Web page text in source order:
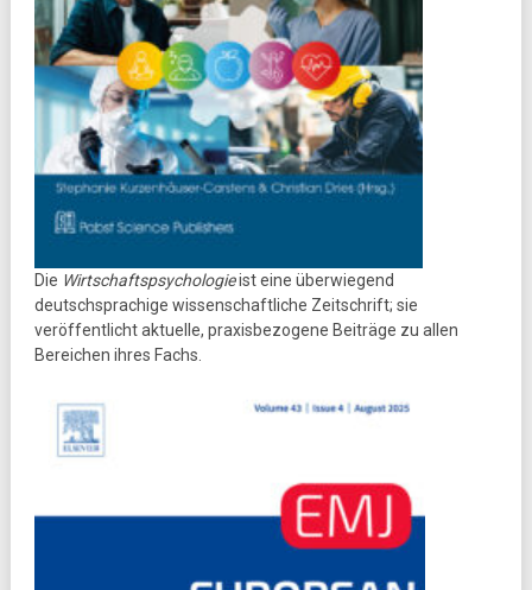
Die Wirtschaftspsychologieist eine überwiegend
deutschsprachige wissenschaftliche Zeitschrift; sie
veröffentlicht aktuelle, praxisbezogene Beiträge zu allen
Bereichen ihres Fachs.